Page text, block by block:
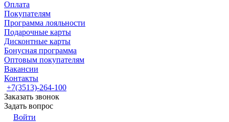
Оплата
Покупателям
Программа лояльности
Подарочные карты
Дисконтные карты
Бонусная программа
Оптовым покупателям
Вакансии
Контакты
+7(3513)-264-100
Заказать звонок
Задать вопрос
Войти